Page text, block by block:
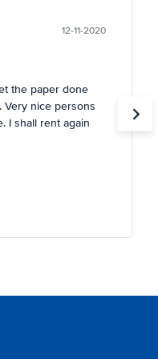
12-11-2020
the paper done
Very nice persons
I shall rent again